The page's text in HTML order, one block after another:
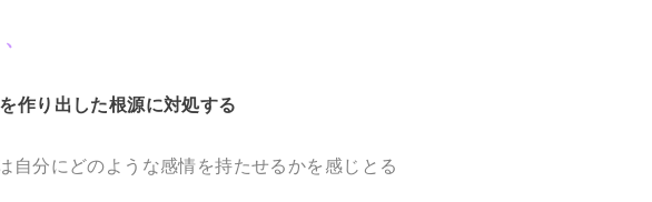
作り出した根源に対処する
自分にどのような感情を持たせるかを感じとる